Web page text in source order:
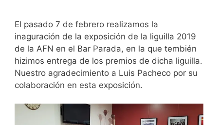
El pasado 7 de febrero realizamos la
inaguración de la exposición de la liguilla 2019
de la AFN en el Bar Parada, en la que tembién
hizimos entrega de los premios de dicha liguilla.
Nuestro agradecimiento a Luis Pacheco por su
colaboración en esta exposición.